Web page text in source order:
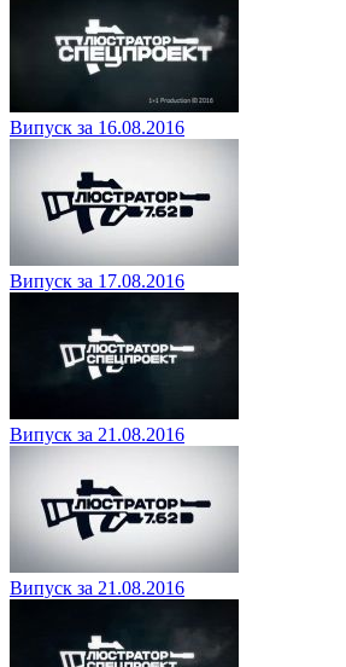
Випуск за 16.08.2016
Випуск за 17.08.2016
Випуск за 21.08.2016
Випуск за 21.08.2016